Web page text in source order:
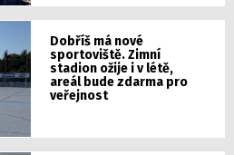
Dobříš má nové
sportoviště. Zimní
stadion ožije i v létě,
areál bude zdarma pro
veřejnost